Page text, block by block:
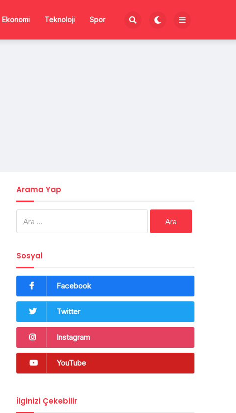
Ekonomi Teknoloji Spor
Arama Yap
Sosyal
Facebook
Twitter
Instagram
YouTube
İlginizi Çekebilir